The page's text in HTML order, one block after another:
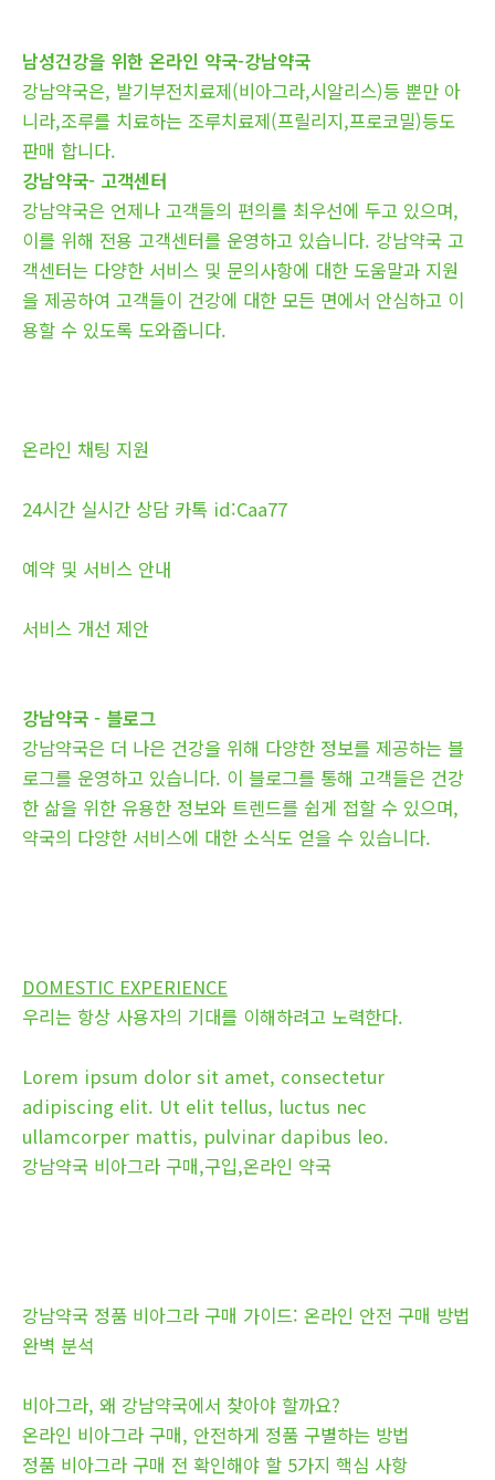
남성건강을 위한 온라인 약국-강남약국
강남약국은, 발기부전치료제(비아그라,시알리스)등 뿐만 아
니라,조루를 치료하는 조루치료제(프릴리지,프로코밀)등도
판매 합니다.
강남약국- 고객센터
강남약국은 언제나 고객들의 편의를 최우선에 두고 있으며,
이를 위해 전용 고객센터를 운영하고 있습니다. 강남약국 고
객센터는 다양한 서비스 및 문의사항에 대한 도움말과 지원
을 제공하여 고객들이 건강에 대한 모든 면에서 안심하고 이
용할 수 있도록 도와줍니다.
온라인 채팅 지원
24시간 실시간 상담 카톡 id:Caa77
예약 및 서비스 안내
서비스 개선 제안
강남약국 - 블로그
강남약국은 더 나은 건강을 위해 다양한 정보를 제공하는 블
로그를 운영하고 있습니다. 이 블로그를 통해 고객들은 건강
한 삶을 위한 유용한 정보와 트렌드를 쉽게 접할 수 있으며,
약국의 다양한 서비스에 대한 소식도 얻을 수 있습니다.
DOMESTIC EXPERIENCE
우리는 항상 사용자의 기대를 이해하려고 노력한다.
Lorem ipsum dolor sit amet, consectetur
adipiscing elit. Ut elit tellus, luctus nec
ullamcorper mattis, pulvinar dapibus leo.
강남약국 비아그라 구매,구입,온라인 약국
강남약국 정품 비아그라 구매 가이드: 온라인 안전 구매 방법
완벽 분석
비아그라, 왜 강남약국에서 찾아야 할까요?
온라인 비아그라 구매, 안전하게 정품 구별하는 방법
정품 비아그라 구매 전 확인해야 할 5가지 핵심 사항